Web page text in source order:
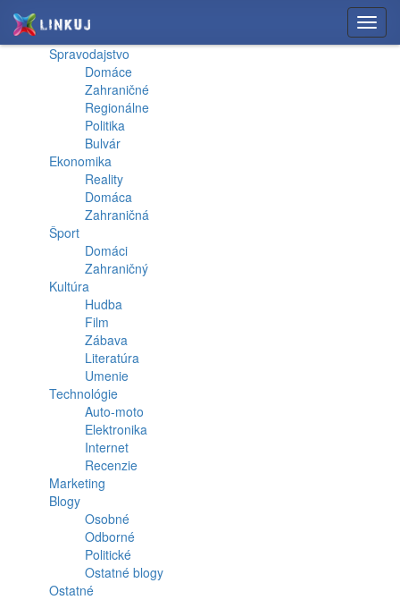
Spravodajstvo
Domáce
Zahraničné
Regionálne
Politika
Bulvár
Ekonomika
Reality
Domáca
Zahraničná
Šport
Domáci
Zahraničný
Kultúra
Hudba
Film
Zábava
Literatúra
Umenie
Technológie
Auto-moto
Elektronika
Internet
Recenzie
Marketing
Blogy
Osobné
Odborné
Politické
Ostatné blogy
Ostatné